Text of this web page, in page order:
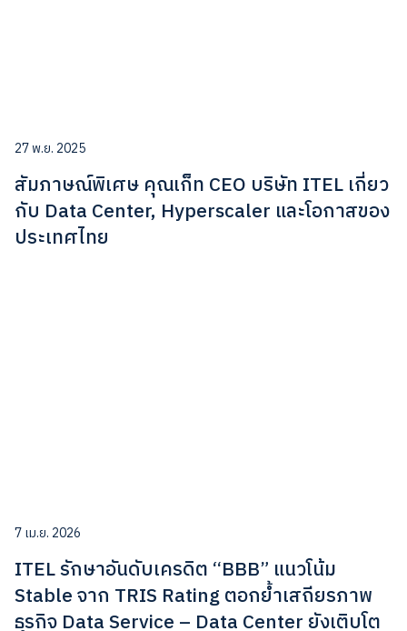
27 พ.ย. 2025
สัมภาษณ์พิเศษ คุณเก็ท CEO บริษัท ITEL เกี่ยว
กับ Data Center, Hyperscaler และโอกาสของ
ประเทศไทย
7 เม.ย. 2026
ITEL รักษาอันดับเครดิต “BBB” แนวโน้ม
Stable จาก TRIS Rating ตอกย้ำเสถียรภาพ
ธุรกิจ Data Service – Data Center ยังเติบโต